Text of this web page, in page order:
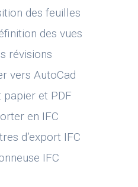
des feuilles
des vues
révisions
vers AutoCad
papier et PDF
en IFC
d’export IFC
IFC